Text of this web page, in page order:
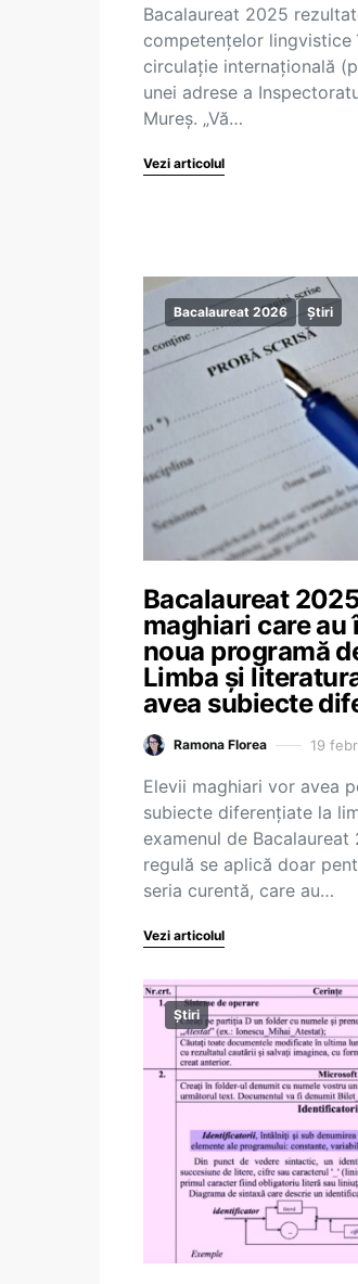
Bacalaureat 2025
competențelor
circulație internațională
unei adrese a
Mureș. „Vă…
Vezi articolul
Bacalaureat 2026 Știri
Bacalaureat
maghiari care au
noua programă
Limba și
avea subiecte
Ramona Florea 19
Elevii maghiari vor avea
subiecte diferențiate la
examenul de
regulă se aplică doar
seria curentă, care au…
Vezi articolul
Știri